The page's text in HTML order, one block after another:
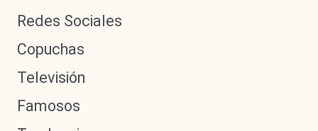
Redes Sociales
Copuchas
Televisión
Famosos